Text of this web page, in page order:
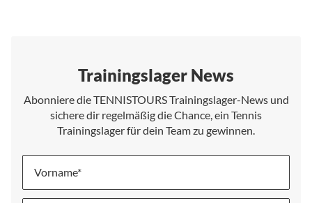
Trainingslager News
Abonniere die TENNISTOURS Trainingslager-News und
sichere dir regelmäßig die Chance, ein Tennis
Trainingslager für dein Team zu gewinnen.
Vorname